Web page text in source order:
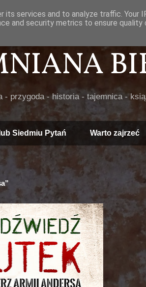
przygoda - historia - tajemnica -
Siedmiu Pytań Warto zajrzeć
services and to analyze traffic. Your
and security metrics to ensure quality